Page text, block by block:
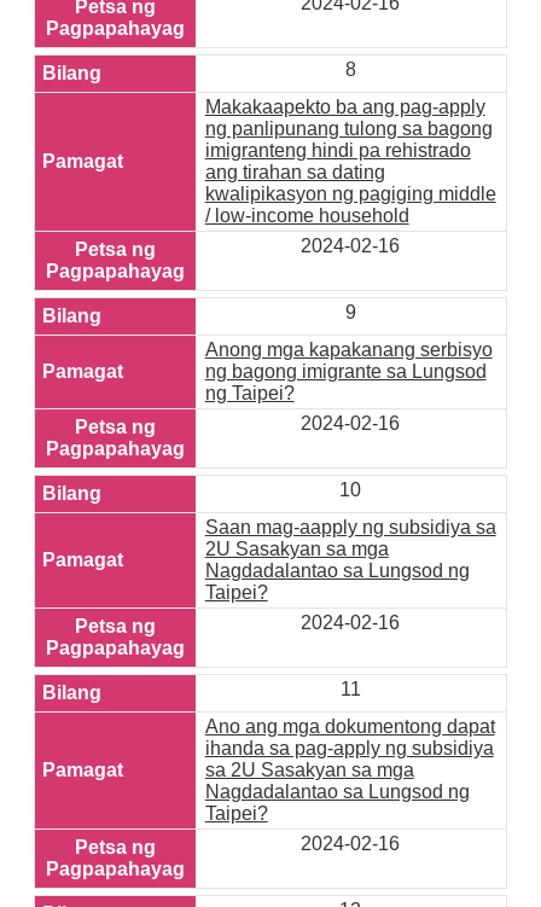
8
Makakaapekto ba ang pag-apply
ng panlipunang tulong sa bagong
imigranteng hindi pa rehistrado
ang tirahan sa dating
kwalipikasyon ng pagiging middle
/ low-income household
2024-02-16
9
Anong mga kapakanang serbisyo
ng bagong imigrante sa Lungsod
ng Taipei?
2024-02-16
10
Saan mag-aapply ng subsidiya sa
2U Sasakyan sa mga
Nagdadalantao sa Lungsod ng
Taipei?
2024-02-16
11
Ano ang mga dokumentong dapat
ihanda sa pag-apply ng subsidiya
sa 2U Sasakyan sa mga
Nagdadalantao sa Lungsod ng
Taipei?
2024-02-16